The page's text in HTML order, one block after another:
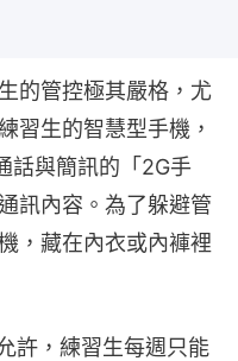
的管控極其嚴格，尤
習生的智慧型手機，
話與簡訊的「2G手
訊內容。為了躲避管
，藏在內衣或內褲裡
許，練習生每週只能